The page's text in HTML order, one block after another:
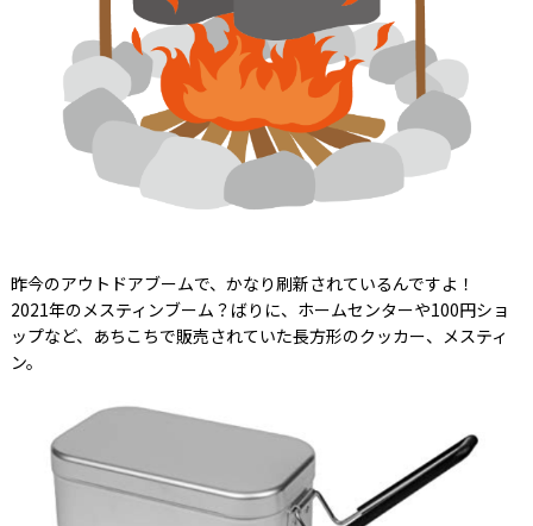
昨今のアウトドアブームで、かなり刷新されているんですよ！
2021年のメスティンブーム？ばりに、ホームセンターや100円ショ
ップなど、あちこちで販売されていた長方形のクッカー、メスティ
ン。